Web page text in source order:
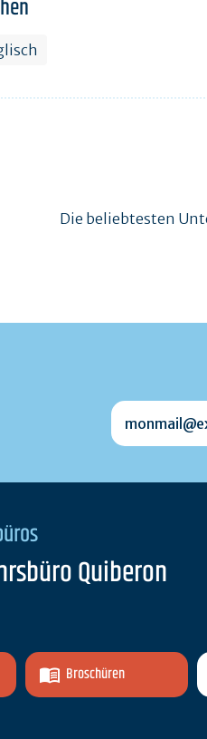
Die beliebtesten
Quiberon
Broschüren